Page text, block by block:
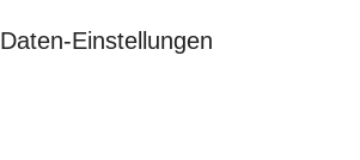
Daten-Einstellungen